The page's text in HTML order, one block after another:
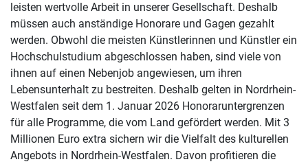
leisten wertvolle Arbeit in unserer Gesellschaft. Deshalb
müssen auch anständige Honorare und Gagen gezahlt
werden. Obwohl die meisten Künstlerinnen und Künstler ein
Hochschulstudium abgeschlossen haben, sind viele von
ihnen auf einen Nebenjob angewiesen, um ihren
Lebensunterhalt zu bestreiten. Deshalb gelten in Nordrhein-
Westfalen seit dem 1. Januar 2026 Honoraruntergrenzen
für alle Programme, die vom Land gefördert werden. Mit 3
Millionen Euro extra sichern wir die Vielfalt des kulturellen
Angebots in Nordrhein-Westfalen. Davon profitieren die